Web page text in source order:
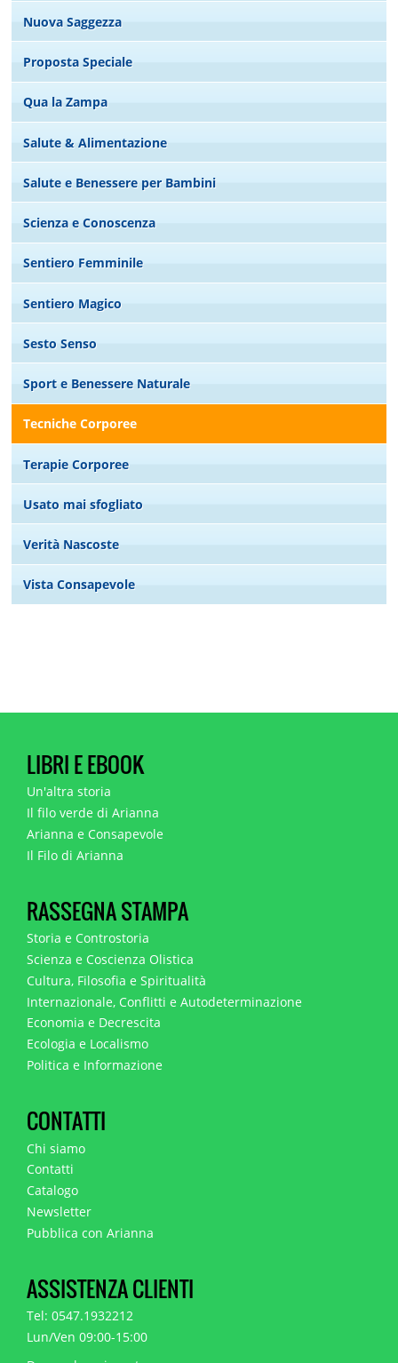
Nuova Saggezza
Proposta Speciale
Qua la Zampa
Salute & Alimentazione
Salute e Benessere per Bambini
Scienza e Conoscenza
Sentiero Femminile
Sentiero Magico
Sesto Senso
Sport e Benessere Naturale
Tecniche Corporee
Terapie Corporee
Usato mai sfogliato
Verità Nascoste
Vista Consapevole
LIBRI E EBOOK
Un'altra storia
Il filo verde di Arianna
Arianna e Consapevole
Il Filo di Arianna
RASSEGNA STAMPA
Storia e Controstoria
Scienza e Coscienza Olistica
Cultura, Filosofia e Spiritualità
Internazionale, Conflitti e Autodeterminazione
Economia e Decrescita
Ecologia e Localismo
Politica e Informazione
CONTATTI
Chi siamo
Contatti
Catalogo
Newsletter
Pubblica con Arianna
ASSISTENZA CLIENTI
Tel: 0547.1932212
Lun/Ven 09:00-15:00